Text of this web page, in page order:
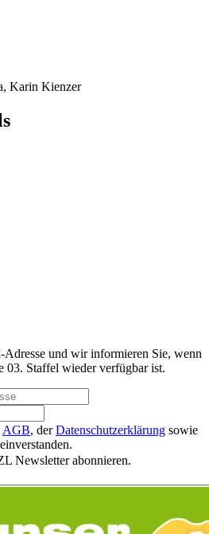
Karin Kienzer
und wir informieren Sie, wenn
03. Staffel wieder verfügbar ist.
AGB, derDatenschutzerklärung sowie
einverstanden.
Newsletter abonnieren.